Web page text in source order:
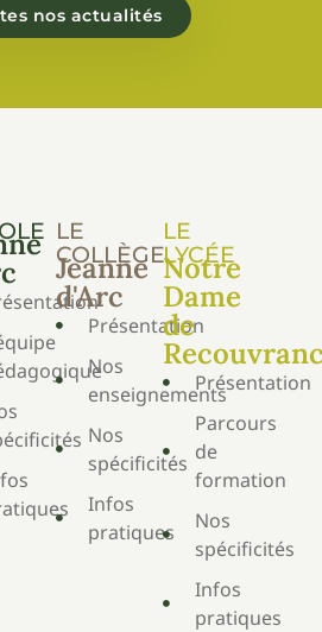
nos actualités
LE
COLLÈGE
Jeanne
d'Arc
Présentation
Nos
enseignements
Nos
spécificités
Infos
pratiques
LE
LYCÉE
Notre
Dame
de
Présentation
Parcours
de
formation
Nos
spécificités
Infos
pratiques